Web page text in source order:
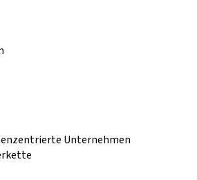
Unternehmen